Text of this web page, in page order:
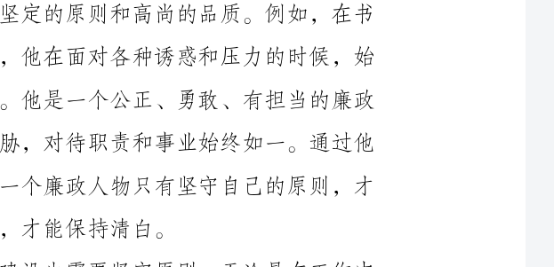
的诱惑，可能是利益的诱惑，甚至可能是权力的诱惑。但是，只
干部，不畏权势，不惧威胁，对待职责和事业始终如一。通过他
的故事，我深刻认识到，一个廉政人物只有坚守自己的原则，才
在现实生活中，廉政建设也需要坚守原则。无论是在工作中
还是生活中，我们都会面临各种各样的诱惑和挑战。可能是金钱